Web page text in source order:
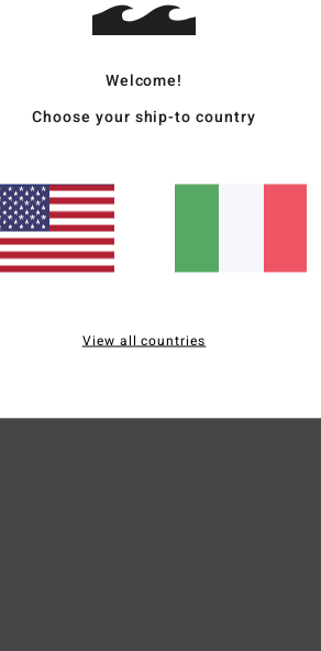
Welcome!
Choose your ship-to country
View all countries